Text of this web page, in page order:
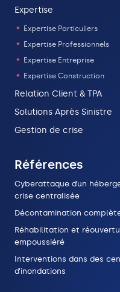
Expertise
Expertise Particuliers
Expertise Professionnels
Expertise Entreprise
Expertise Construction
Relation Client & TPA
Solutions Après Sinistre
Gestion de crise
Références
Cyberattaque d’un
crise centralisée
Décontamination
Réhabilitation et
empoussiéré
Interventions dans des
d’inondations